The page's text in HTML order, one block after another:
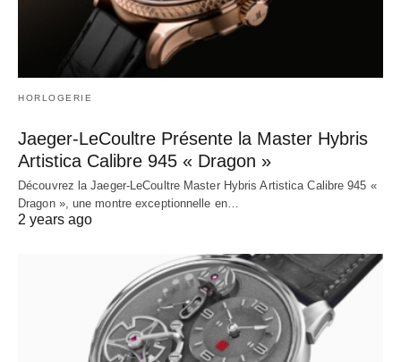
HORLOGERIE
Jaeger-LeCoultre Présente la Master Hybris
Artistica Calibre 945 « Dragon »
Découvrez la Jaeger-LeCoultre Master Hybris Artistica Calibre 945 «
Dragon », une montre exceptionnelle en…
2 years ago